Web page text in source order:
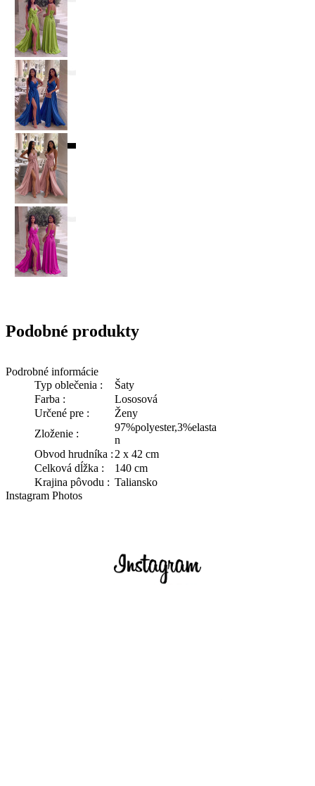
Podrobné informácie
Typ oblečenia :
Šaty
Farba :
Lososová
Určené pre :
Ženy
Zloženie :
97%polyester,3%elasta
n
Obvod hrudníka :2 x 42 cm
Celková dĺžka :
140 cm
Krajina pôvodu : Taliansko
Instagram Photos
Podobné produkty